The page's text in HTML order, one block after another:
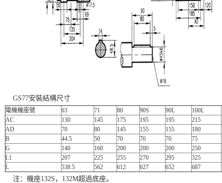
GS77安裝結構尺寸
電機機座號 63 71 80 90S 90L 100L
AC
130 145 175 195 195 215
AD
70 80 145 155 155 180
B
44.5 50 70 70 70 75
G
140 160 200 200 200 250
L1
207 225 255 270 295 325
L
538.5 562 612 627 652 687
注：機座132S，132M超過底座。